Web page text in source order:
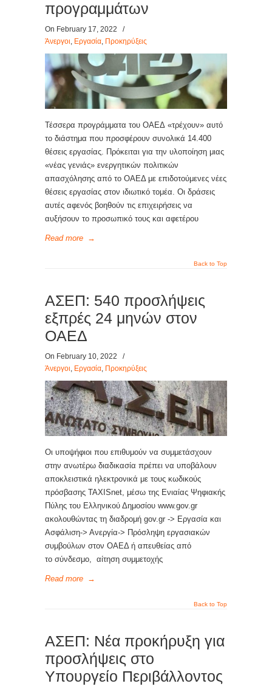
προγραμμάτων
On February 17, 2022
/
Άνεργοι, Εργασία, Προκηρύξεις
Τέσσερα προγράμματα του ΟΑΕΔ «τρέχουν» αυτό
το διάστημα που προσφέρουν συνολικά 14.400
θέσεις εργασίας. Πρόκειται για την υλοποίηση μιας
«νέας γενιάς» ενεργητικών πολιτικών
απασχόλησης από το ΟΑΕΔ με επιδοτούμενες νέες
θέσεις εργασίας στον ιδιωτικό τομέα. Οι δράσεις
αυτές αφενός βοηθούν τις επιχειρήσεις να
αυξήσουν το προσωπικό τους και αφετέρου
Read more →
Back to Top
ΑΣΕΠ: 540 προσλήψεις
εξπρές 24 μηνών στον
ΟΑΕΔ
On February 10, 2022
/
Άνεργοι, Εργασία, Προκηρύξεις
Οι υποψήφιοι που επιθυμούν να συμμετάσχουν
στην ανωτέρω διαδικασία πρέπει να υποβάλουν
αποκλειστικά ηλεκτρονικά με τους κωδικούς
πρόσβασης TAXISnet, μέσω της Ενιαίας Ψηφιακής
Πύλης του Ελληνικού Δημοσίου www.gov.gr
ακολουθώντας τη διαδρομή gov.gr -> Εργασία και
Ασφάλιση-> Ανεργία-> Πρόσληψη εργασιακών
συμβούλων στον ΟΑΕΔ ή απευθείας από
το σύνδεσμο, αίτηση συμμετοχής
Read more →
Back to Top
ΑΣΕΠ: Νέα προκήρυξη για
προσλήψεις στο
Υπουργείο Περιβάλλοντος